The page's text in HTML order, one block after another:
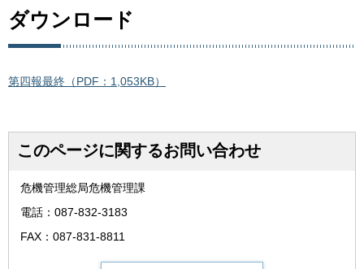
ダウンロード
第四報最終（PDF：1,053KB）
このページに関するお問い合わせ
危機管理総局危機管理課
電話：087-832-3183
FAX：087-831-8811